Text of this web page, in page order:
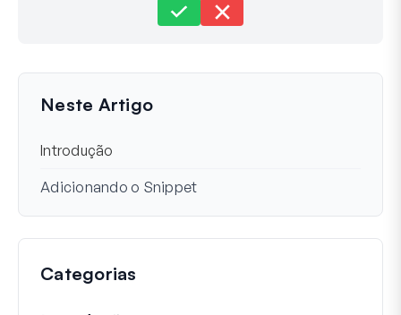
Última atualização em 20 de nov. de 2024
Neste Artigo
Introdução
Adicionando o Snippet
Categorias